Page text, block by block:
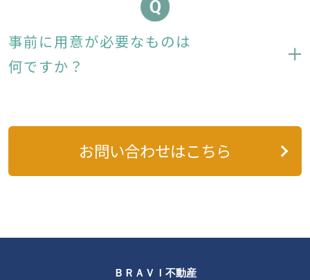
事前に用意が必要なものは
何ですか？
お問い合わせはこちら
ＢＲＡＶＩ不動産